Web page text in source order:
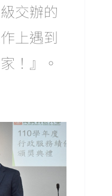
交辦的
上遇到
！』。